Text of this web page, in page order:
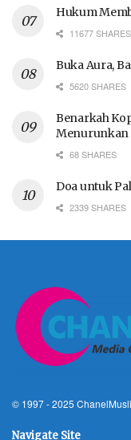
Hukum
11677 SHARES
Buka Aura,
5620 SHARES
Benarkah
Menurunkan
68 SHARES
Doa untuk
2339 SHARES
© 1997 - 2025
Navigate Site